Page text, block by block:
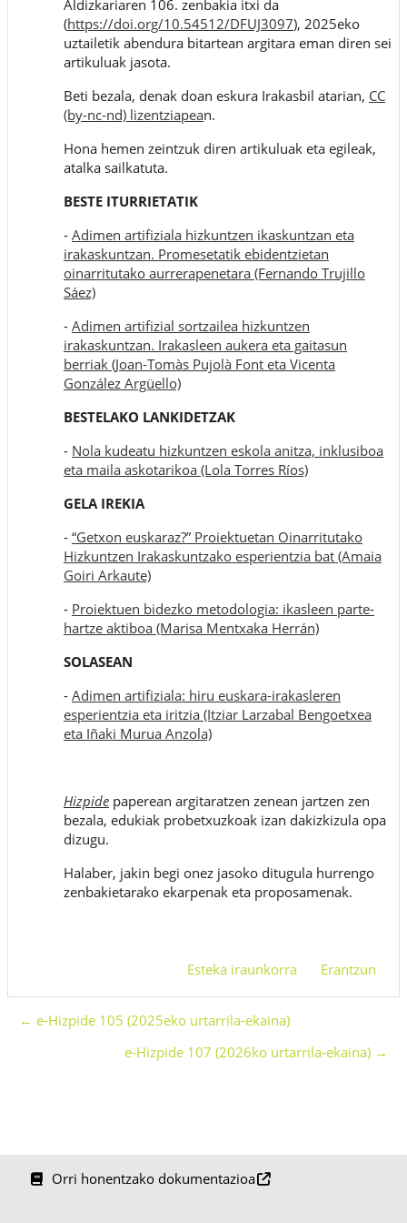
Aldizkariaren 106. zenbakia itxi da
(https://doi.org/10.54512/DFUJ3097), 2025eko
uztailetik abendura bitartean argitara eman diren sei
artikuluak jasota.
Beti bezala, denak doan eskura Irakasbil atarian, CC
(by-nc-nd) lizentziapean.
Hona hemen zeintzuk diren artikuluak eta egileak,
atalka sailkatuta.
BESTE ITURRIETATIK
- Adimen artifiziala hizkuntzen ikaskuntzan eta
irakaskuntzan. Promesetatik ebidentzietan
oinarritutako aurrerapenetara (Fernando Trujillo
Sáez)
- Adimen artifizial sortzailea hizkuntzen
irakaskuntzan. Irakasleen aukera eta gaitasun
berriak (Joan-Tomàs Pujolà Font eta Vicenta
González Argüello)
BESTELAKO LANKIDETZAK
- Nola kudeatu hizkuntzen eskola anitza, inklusiboa
eta maila askotarikoa (Lola Torres Ríos)
GELA IREKIA
- “Getxon euskaraz?” Proiektuetan Oinarritutako
Hizkuntzen Irakaskuntzako esperientzia bat (Amaia
Goiri Arkaute)
- Proiektuen bidezko metodologia: ikasleen parte-
hartze aktiboa (Marisa Mentxaka Herrán)
SOLASEAN
- Adimen artifiziala: hiru euskara-irakasleren
esperientzia eta iritzia (Itziar Larzabal Bengoetxea
eta Iñaki Murua Anzola)
Hizpide paperean argitaratzen zenean jartzen zen
bezala, edukiak probetxuzkoak izan dakizkizula opa
dizugu.
Halaber, jakin begi onez jasoko ditugula hurrengo
zenbakietarako ekarpenak eta proposamenak.
Esteka iraunkorra Erantzun
← e-Hizpide 105 (2025eko urtarrila-ekaina)
e-Hizpide 107 (2026ko urtarrila-ekaina) →
Orri honentzako dokumentazioa